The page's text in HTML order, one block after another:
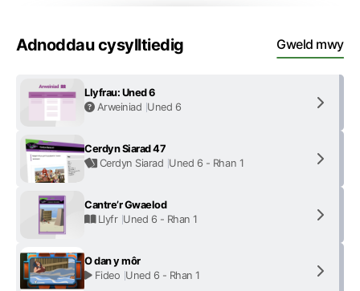
Adnoddau cysylltiedig Gweld mwy
Llyfrau: Uned 6
Arweiniad Uned 6
Cerdyn Siarad 47
Cerdyn Siarad Uned 6 - Rhan 1
Cantre’r Gwaelod
Llyfr Uned 6 - Rhan 1
O dan y môr
Fideo Uned 6 - Rhan 1